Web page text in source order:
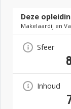
Deze
Makelaardij en
Sfeer
Inhoud